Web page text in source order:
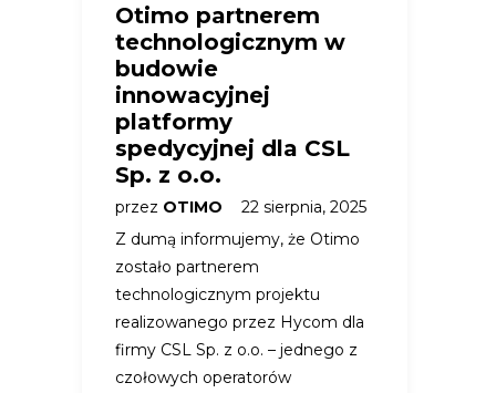
Otimo partnerem
technologicznym w
budowie
innowacyjnej
platformy
spedycyjnej dla CSL
Sp. z o.o.
przez OTIMO
22 sierpnia, 2025
Z dumą informujemy, że Otimo
zostało partnerem
technologicznym projektu
realizowanego przez Hycom dla
firmy CSL Sp. z o.o. – jednego z
czołowych operatorów